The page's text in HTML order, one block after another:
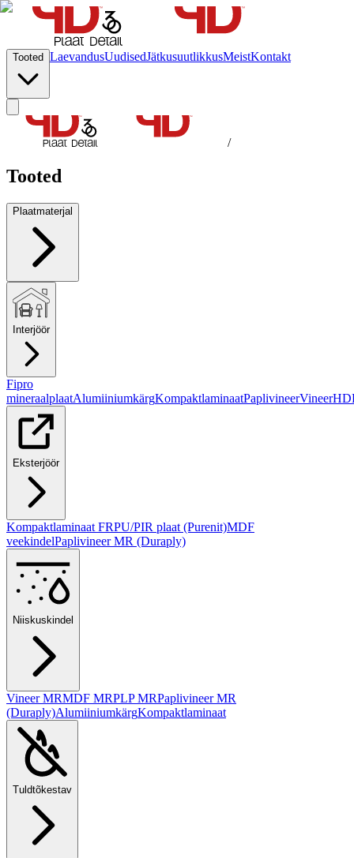
Tooted LaevandusUudisedJätkusuutlikkusMeistKontakt
/
Tooted
Plaatmaterjal
Interjöör
Fipro
mineraalplaatAlumiiniumkärgKompaktlaminaatPaplivineerVineer
Eksterjöör
Kompaktlaminaat FRPU/PIR plaat (Purenit)MDF
veekindelPaplivineer MR (Duraply)
Niiskuskindel
Vineer MRMDF MRPLP MRPaplivineer MR
(Duraply)AlumiiniumkärgKompaktlaminaat
Tuldtõkestav